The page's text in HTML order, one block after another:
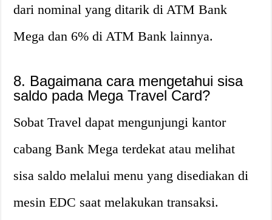
dari nominal yang ditarik di ATM Bank
Mega dan 6% di ATM Bank lainnya.
8. Bagaimana cara mengetahui sisa
saldo pada Mega Travel Card?
Sobat Travel dapat mengunjungi kantor
cabang Bank Mega terdekat atau melihat
sisa saldo melalui menu yang disediakan di
mesin EDC saat melakukan transaksi.